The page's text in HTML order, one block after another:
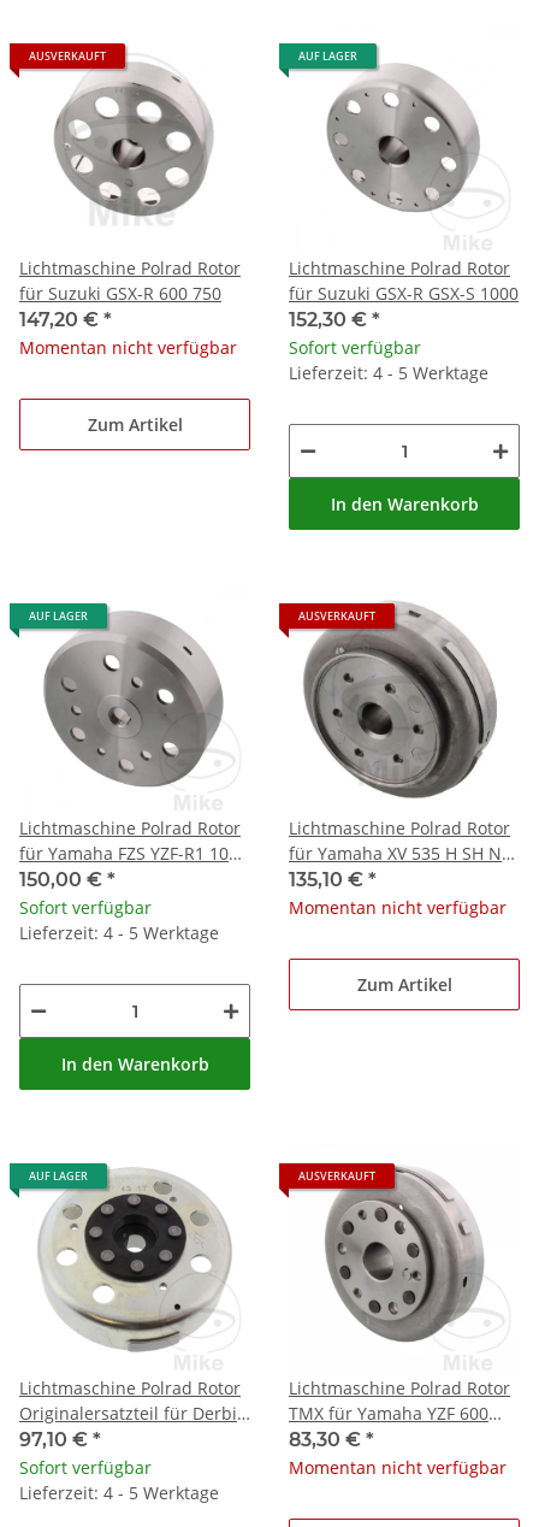
AUSVERKAUFT
Lichtmaschine Polrad Rotor
für Suzuki GSX-R 600 750
147,20 € *
Momentan nicht verfügbar
Zum Artikel
AUF LAGER
Lichtmaschine Polrad Rotor
für Suzuki GSX-R GSX-S 1000
152,30 € *
Sofort verfügbar
Lieferzeit: 4 - 5 Werktage
In den Warenkorb
AUF LAGER
Lichtmaschine Polrad Rotor
für Yamaha FZS YZF-R1 1000
Fazer
150,00 € *
Sofort verfügbar
Lieferzeit: 4 - 5 Werktage
In den Warenkorb
AUSVERKAUFT
Lichtmaschine Polrad Rotor
für Yamaha XV 535 H SH N
SN Virago
135,10 € *
Momentan nicht verfügbar
Zum Artikel
AUF LAGER
Lichtmaschine Polrad Rotor
Originalersatzteil für Derbi
Gilera Piaggio Vespa
97,10 € *
Sofort verfügbar
Lieferzeit: 4 - 5 Werktage
AUSVERKAUFT
Lichtmaschine Polrad Rotor
TMX für Yamaha YZF 600
Thunder Cat R # 1996-2002
83,30 € *
Momentan nicht verfügbar